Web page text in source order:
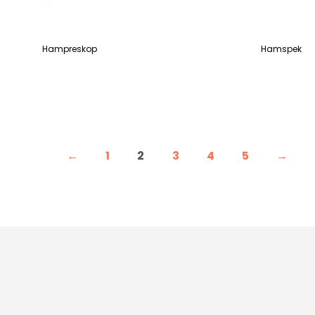
Hampreskop Hamspek
← 1 2 3 4 5 →